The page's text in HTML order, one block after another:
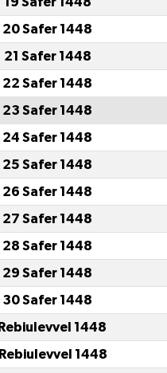
20 Safer 1448
21 Safer 1448
22 Safer 1448
23 Safer 1448
24 Safer 1448
25 Safer 1448
26 Safer 1448
27 Safer 1448
28 Safer 1448
29 Safer 1448
30 Safer 1448
1448
1448